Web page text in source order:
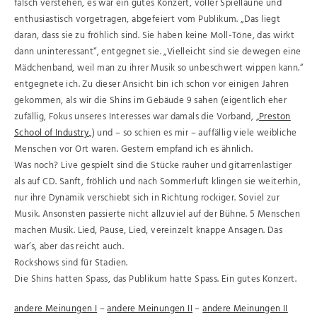
enthusiastisch vorgetragen, abgefeiert vom Publikum. „Das liegt
daran, dass sie zu fröhlich sind. Sie haben keine Moll-Töne, das wirkt
dann uninteressant“, entgegnet sie. „Vielleicht sind sie dewegen eine
Mädchenband, weil man zu ihrer Musik so unbeschwert wippen kann.“
entgegnete ich. Zu dieser Ansicht bin ich schon vor einigen Jahren
gekommen, als wir die Shins im Gebäude 9 sahen (eigentlich eher
zufällig, Fokus unseres Interesses war damals die Vorband, „Preston
School of Industry„) und – so schien es mir – auffällig viele weibliche
Menschen vor Ort waren. Gestern empfand ich es ähnlich.
Was noch? Live gespielt sind die Stücke rauher und gitarrenlastiger
als auf CD. Sanft, fröhlich und nach Sommerluft klingen sie weiterhin,
nur ihre Dynamik verschiebt sich in Richtung rockiger. Soviel zur
Musik. Ansonsten passierte nicht allzuviel auf der Bühne. 5 Menschen
machen Musik. Lied, Pause, Lied, vereinzelt knappe Ansagen. Das
war’s, aber das reicht auch.
Rockshows sind für Stadien.
Die Shins hatten Spass, das Publikum hatte Spass. Ein gutes Konzert.
andere Meinungen I–andere Meinungen II–andere Meinungen II